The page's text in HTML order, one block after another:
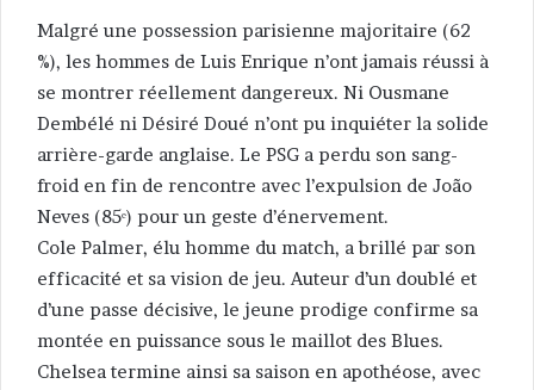
Malgré une possession parisienne majoritaire (62
%), les hommes de Luis Enrique n’ont jamais réussi à
se montrer réellement dangereux. Ni Ousmane
Dembélé ni Désiré Doué n’ont pu inquiéter la solide
arrière-garde anglaise. Le PSG a perdu son sang-
froid en fin de rencontre avec l’expulsion de João
Neves (85ᵉ) pour un geste d’énervement.
Cole Palmer, élu homme du match, a brillé par son
efficacité et sa vision de jeu. Auteur d’un doublé et
d’une passe décisive, le jeune prodige confirme sa
montée en puissance sous le maillot des Blues.
Chelsea termine ainsi sa saison en apothéose, avec